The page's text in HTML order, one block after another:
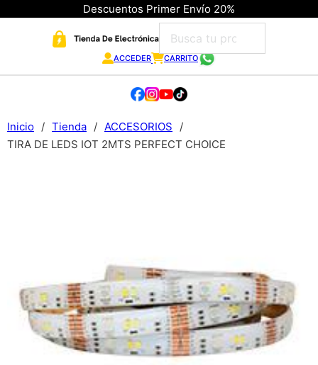
Descuentos Primer Envío 20%
ACCEDER CARRITO
Inicio / Tienda / ACCESORIOS
/
TIRA DE LEDS IOT 2MTS PERFECT CHOICE